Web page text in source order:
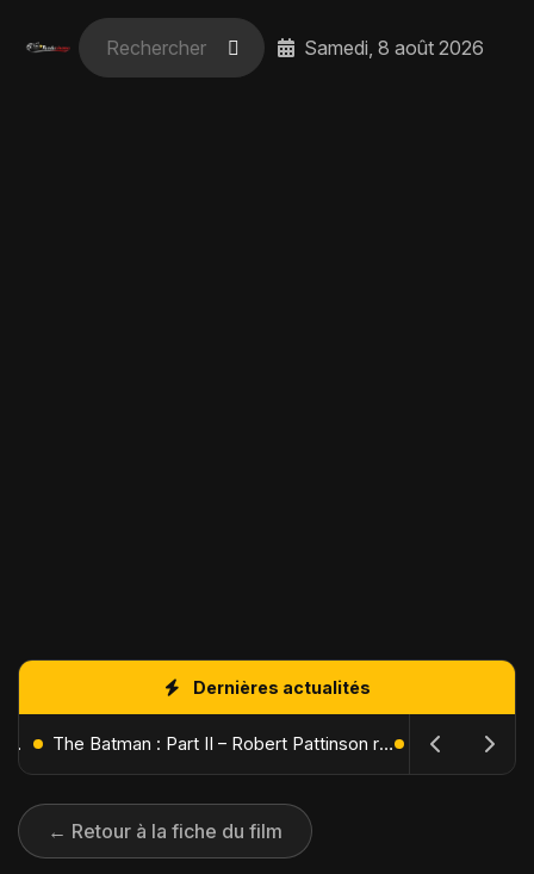
Samedi, 8 août 2026
Dernières actualités
L'Âge de Glace : Le Réveil du Volcan – Manny, Sid et Diego de retour pour une aventure explosive The Batman : Part II – Robert Pattinson replonge dans les ténèbres de Gotham dès octobre 2027
← Retour à la fiche du film